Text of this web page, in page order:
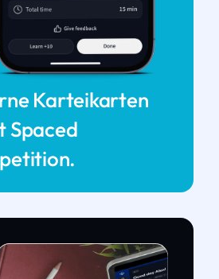
Karteikarten
Spaced